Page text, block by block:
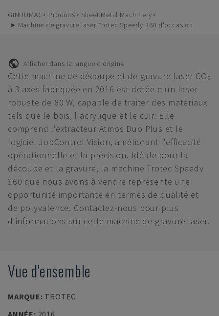
GINDUMAC Produits
Sheet Metal Machinery
➤ Machine de gravure laser Trotec Speedy 360 d'occasion
Afficher dans la langue d'origine
Cette machine de découpe et de gravure laser CO₂
à 3 axes fabriquée en 2016 est dotée d'un laser
robuste de 80 W, capable de traiter des matériaux
tels que le bois, l'acrylique et le cuir. Elle
comprend l'extracteur Atmos Duo Plus et le
logiciel JobControl Vision, améliorant l'efficacité
opérationnelle et la précision. Idéale pour la
découpe et la gravure, la machine Trotec Speedy
360 que nous avons à vendre représente une
opportunité importante en termes de qualité et
de polyvalence. Contactez-nous pour plus
d'informations sur cette machine de gravure laser.
Vue d'ensemble
MARQUE: TROTEC
ANNÉE: 2016